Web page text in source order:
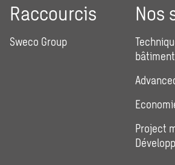
Raccourcis
Sweco Group
Nos
bâtiment
Project